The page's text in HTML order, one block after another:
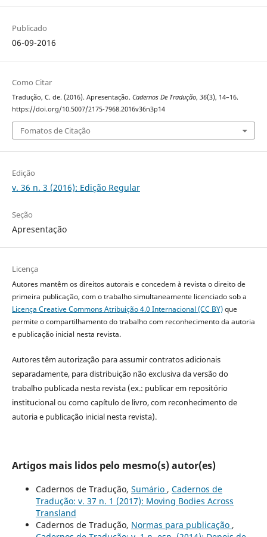
Publicado
06-09-2016
Como Citar
Tradução, C. de. (2016). Apresentação. Cadernos De Tradução, 36(3), 14–16.
https://doi.org/10.5007/2175-7968.2016v36n3p14
Fomatos de Citação
Edição
v. 36 n. 3 (2016): Edição Regular
Seção
Apresentação
Licença
Autores mantêm os direitos autorais e concedem à revista o direito de
primeira publicação, com o trabalho simultaneamente licenciado sob a
Licença Creative Commons Atribuição 4.0 Internacional (CC BY)que
permite o compartilhamento do trabalho com reconhecimento da autoria
e publicação inicial nesta revista.
Autores têm autorização para assumir contratos adicionais
separadamente, para distribuição não exclusiva da versão do
trabalho publicada nesta revista (ex.: publicar em repositório
institucional ou como capítulo de livro, com reconhecimento de
autoria e publicação inicial nesta revista).
Artigos mais lidos pelo mesmo(s) autor(es)
Cadernos de Tradução, Sumário , Cadernos de
Tradução: v. 37 n. 1 (2017): Moving Bodies Across
Transland
Cadernos de Tradução, Normas para publicação ,